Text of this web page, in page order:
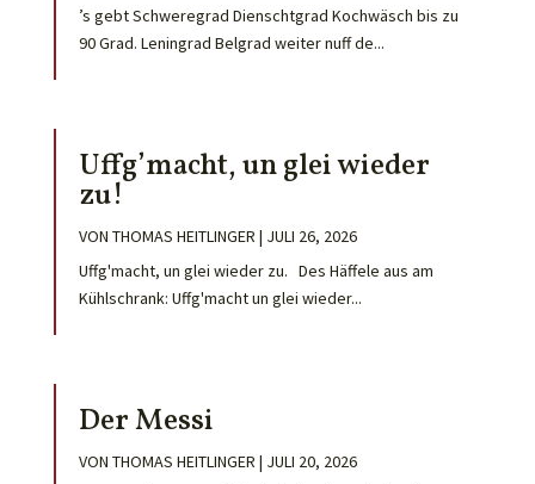
’s gebt Schweregrad Dienschtgrad Kochwäsch bis zu
90 Grad. Leningrad Belgrad weiter nuff de...
Uffg’macht, un glei wieder
zu!
VON THOMAS HEITLINGER | JULI 26, 2026
Uffg'macht, un glei wieder zu. Des Häffele aus am
Kühlschrank: Uffg'macht un glei wieder...
Der Messi
VON THOMAS HEITLINGER | JULI 20, 2026